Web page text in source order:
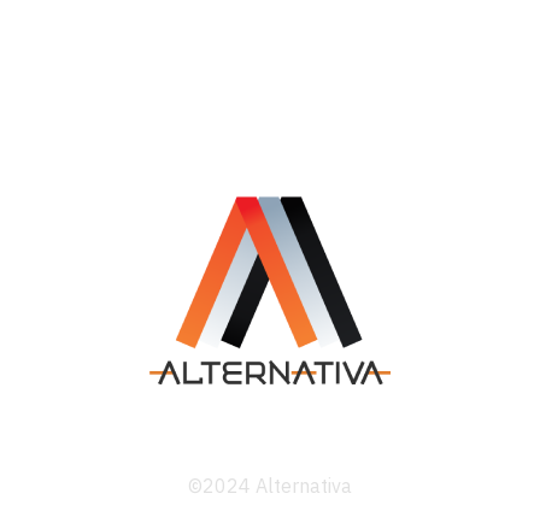
©2024 Alternativa